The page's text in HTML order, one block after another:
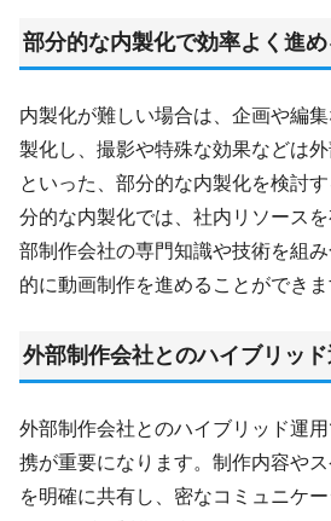
部分的な内製化で効率よく進
内製化が難しい場合は、企画や編
製化し、撮影や特殊な効果などは
といった、部分的な内製化を検討
分的な内製化では、社内リソース
部制作会社の専門知識や技術を組
的に動画制作を進めることができま
外部制作会社とのハイブリッ
外部制作会社とのハイブリッド運
携が重要になります。制作内容や
を明確に共有し、密なコミュニケー